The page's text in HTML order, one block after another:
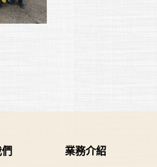
業務介紹